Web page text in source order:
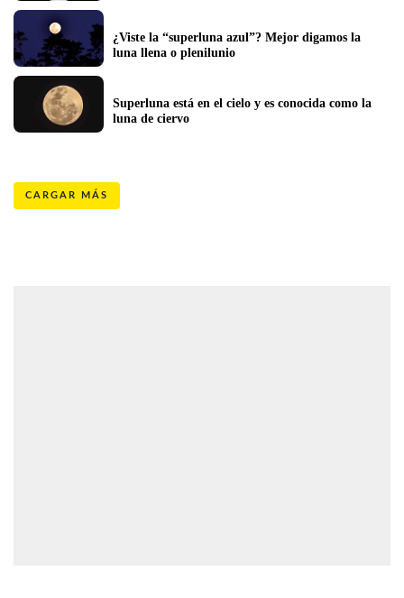
¿Viste la “superluna azul”? Mejor digamos la
Superluna está en el cielo y es conocida como la
CARGAR MÁS